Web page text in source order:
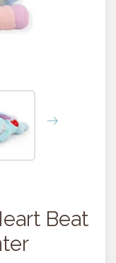
Beat